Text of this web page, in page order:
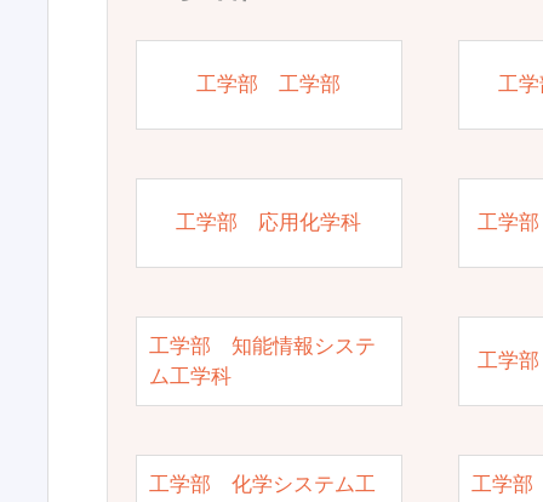
工学部 工学部 工
工学部 応用化学科 工学
工学部 知能情報システ
ム工学科
工学
工学部 化学システム工
工学部